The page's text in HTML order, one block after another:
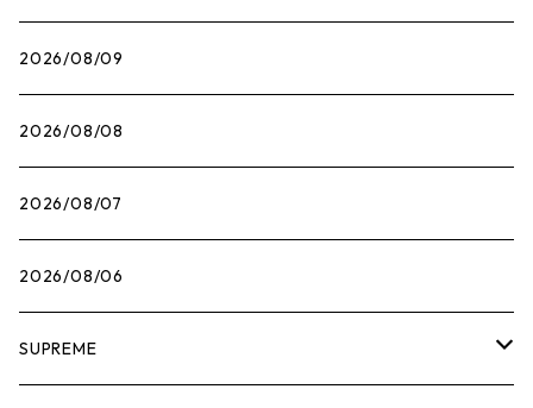
2026/08/09
2026/08/08
2026/08/07
2026/08/06
SUPREME